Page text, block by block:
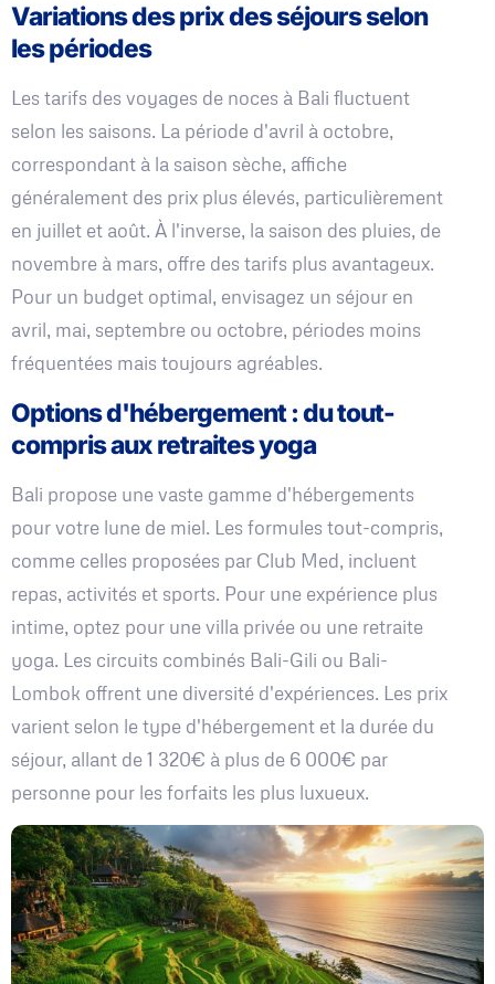
Variations des prix des séjours selon
les périodes
Les tarifs des voyages de noces à Bali fluctuent
selon les saisons. La période d'avril à octobre,
correspondant à la saison sèche, affiche
généralement des prix plus élevés, particulièrement
en juillet et août. À l'inverse, la saison des pluies, de
novembre à mars, offre des tarifs plus avantageux.
Pour un budget optimal, envisagez un séjour en
avril, mai, septembre ou octobre, périodes moins
fréquentées mais toujours agréables.
Options d'hébergement : du tout-
compris aux retraites yoga
Bali propose une vaste gamme d'hébergements
pour votre lune de miel. Les formules tout-compris,
comme celles proposées par Club Med, incluent
repas, activités et sports. Pour une expérience plus
intime, optez pour une villa privée ou une retraite
yoga. Les circuits combinés Bali-Gili ou Bali-
Lombok offrent une diversité d'expériences. Les prix
varient selon le type d'hébergement et la durée du
séjour, allant de 1 320€ à plus de 6 000€ par
personne pour les forfaits les plus luxueux.